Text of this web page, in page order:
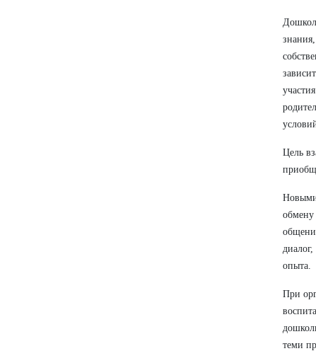
Цель
Новыми
обмену
опыта.
При
теми